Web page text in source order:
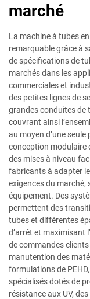
marché
La machine à tubes
remarquable grâce à
de spécifications de
marchés dans les
commerciales et
des petites lignes de
grandes conduites de
couvrant ainsi
au moyen d’une
conception modulaire
des mises à niveau
fabricants à adapter
exigences du marché,
équipement. Des
permettent des
tubes et différentes
d’arrêt et maximisant
de commandes
manutention des
formulations de
spécialisés dotés de
résistance aux UV,